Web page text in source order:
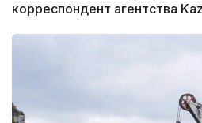
корреспондент агентства